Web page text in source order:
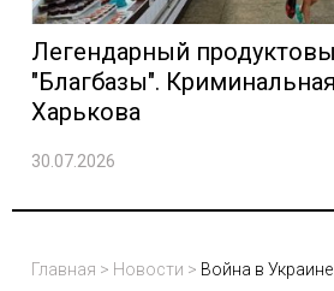
Легендарный
"Благбазы".
Харькова
30.07.2026
Главная > Новости > Война в Украине